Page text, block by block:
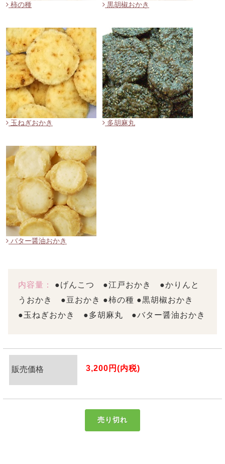
柿の種 黒胡椒おかき
玉ねぎおかき 多胡麻丸
バター醤油おかき
内容量：
●げんこつ ●江戸おかき ●かりんと
うおかき ●豆おかき ●柿の種 ●黒胡椒おかき
●玉ねぎおかき ●多胡麻丸 ●バター醤油おかき
販売価格 3,200円(内税)
売り切れ